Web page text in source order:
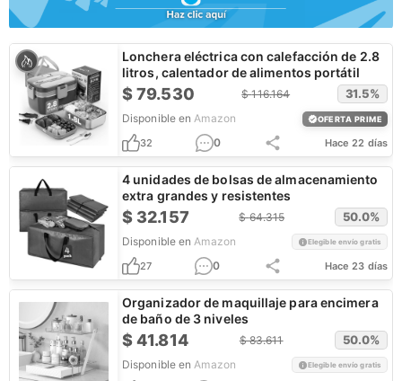
Lonchera eléctrica con calefacción de 2.8
litros, calentador de alimentos portátil
$79.530 $116.164 31.5%
Disponible en Amazon OFERTA PRIME
32 0 Hace 22 días
4 unidades de bolsas de almacenamiento
extra grandes y resistentes
$ 32.157 $64.315 50.0%
Disponible en Amazon Elegible envío gratis
27 0 Hace 23 días
Organizador de maquillaje para encimera
de baño de 3 niveles
$41.814 $83.611 50.0%
Disponible en Amazon Elegible envío gratis